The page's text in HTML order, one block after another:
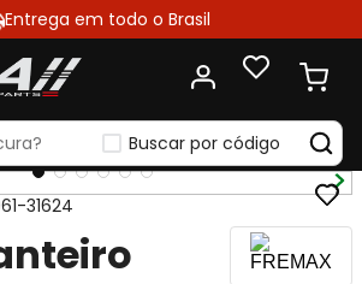
Entrega em todo o Brasil
Buscar por código
31624